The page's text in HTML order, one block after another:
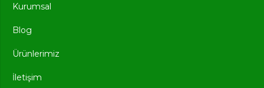
Kurumsal
Blog
Ürünlerimiz
İletişim